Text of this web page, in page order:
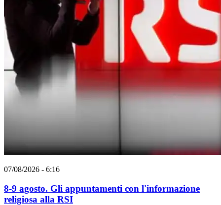
07/08/2026 - 6:16
8-9 agosto. Gli appuntamenti con l'informazione
religiosa alla RSI